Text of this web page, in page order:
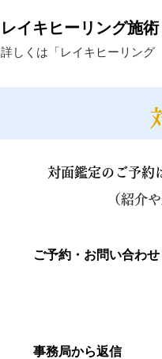
レイキヒーリング施
詳しくは「レイキヒーリング
対面鑑定のご予約
（紹介
ご予約・お問い合わせ
事務局から返信